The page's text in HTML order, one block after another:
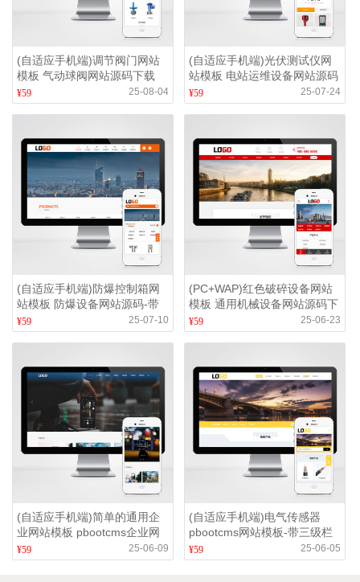
(自适应手机端)调节阀门网站
模板 气动球阀网站源码下载
¥59 25-08-04
(自适应手机端)光伏测试仪网
站模板 电站运维设备网站源码
下载
¥59 25-07-24
(自适应手机端)防爆控制箱网
站模板 防爆设备网站源码-带
三级栏目
¥59 25-07-10
(PC+WAP)红色破碎设备网站
模板 通用机械设备网站源码下
载
¥59 25-06-23
(自适应手机端)简单的通用企
业网站模板 pbootcms企业网
站源码下载
¥59 25-06-09
(自适应手机端)电气传感器
pbootcms网站模板-带三级栏
目-产品带视频
¥59 25-06-05